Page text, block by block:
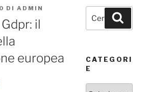
DI ADMIN
il
europea
Cerca:
CATEGORI
E